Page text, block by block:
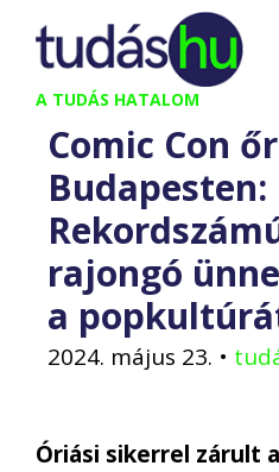
Kilépés
tartalomba
A TUDÁS HATALOM
Comic Con
Budapesten:
rajongó
a
2024. május 23. •
Óriási sikerrel zárult